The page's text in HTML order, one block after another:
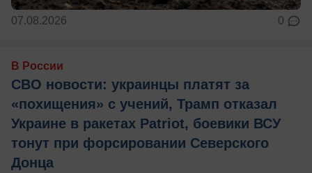
07.08.2026 0
В России
СВО новости: украинцы платят за
«похищения» с учений, Трамп отказал
Украине в ракетах Patriot, боевики ВСУ
тонут при форсировании Северского
Донца